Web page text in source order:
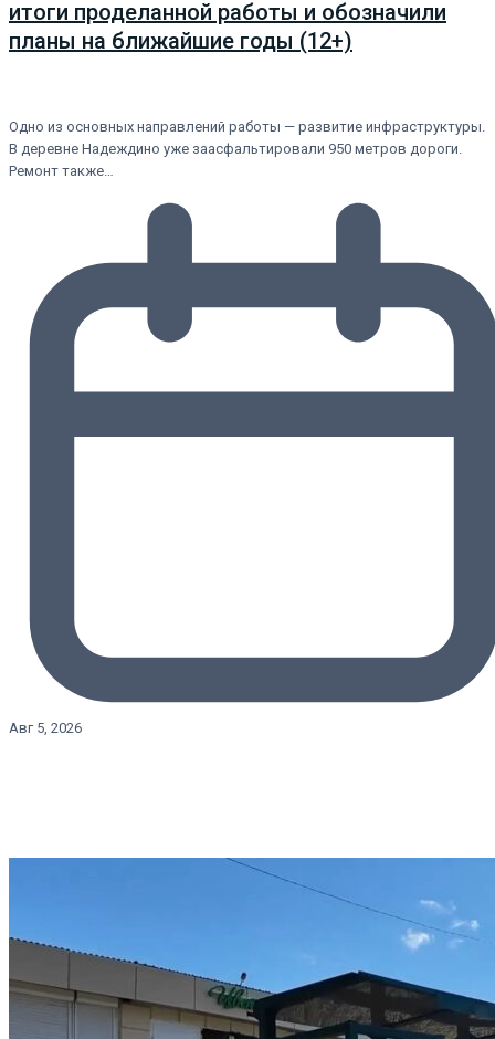
итоги проделанной работы и обозначили
планы на ближайшие годы (12+)
Одно из основных направлений работы — развитие инфраструктуры.
В деревне Надеждино уже заасфальтировали 950 метров дороги.
Ремонт также…
Авг 5, 2026